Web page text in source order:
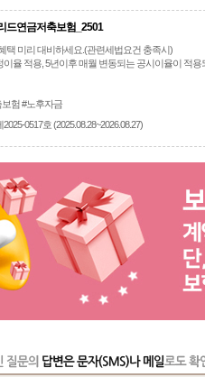
드연금저축보험_2501
택 미리 대비하세요.(관련세법요건 충족시)
이율 적용, 5년이후 매월 변동되는 공시이율이 적용
험 #노후자금
0517호 (2025.08.28~2026.08.27)